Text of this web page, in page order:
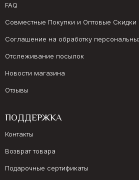
FAQ
Совместные Покупки и Оптовые Скидки
Соглашение на обработку
Отслеживание посылок
Новости магазина
Отзывы
ПОДДЕРЖКА
Контакты
Возврат товара
Подарочные сертификаты